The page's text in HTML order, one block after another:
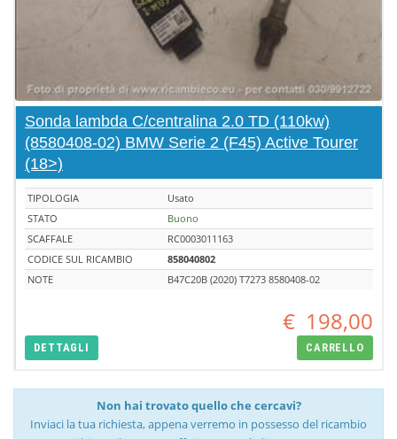
Sonda lambda C/centralina 2.0 TD (110kw)
(8580408-02) BMW Serie 2 (F45) Active Tourer
(18>)
TIPOLOGIA
Usato
STATO
Buono
SCAFFALE
RC0003011163
CODICE SUL RICAMBIO
858040802
NOTE
B47C20B (2020) T7273 8580408-02
€ 198,00
DETTAGLI CARRELLO
Non hai trovato quello che cercavi?
Inviaci la tua richiesta, appena verremo in possesso del ricambio